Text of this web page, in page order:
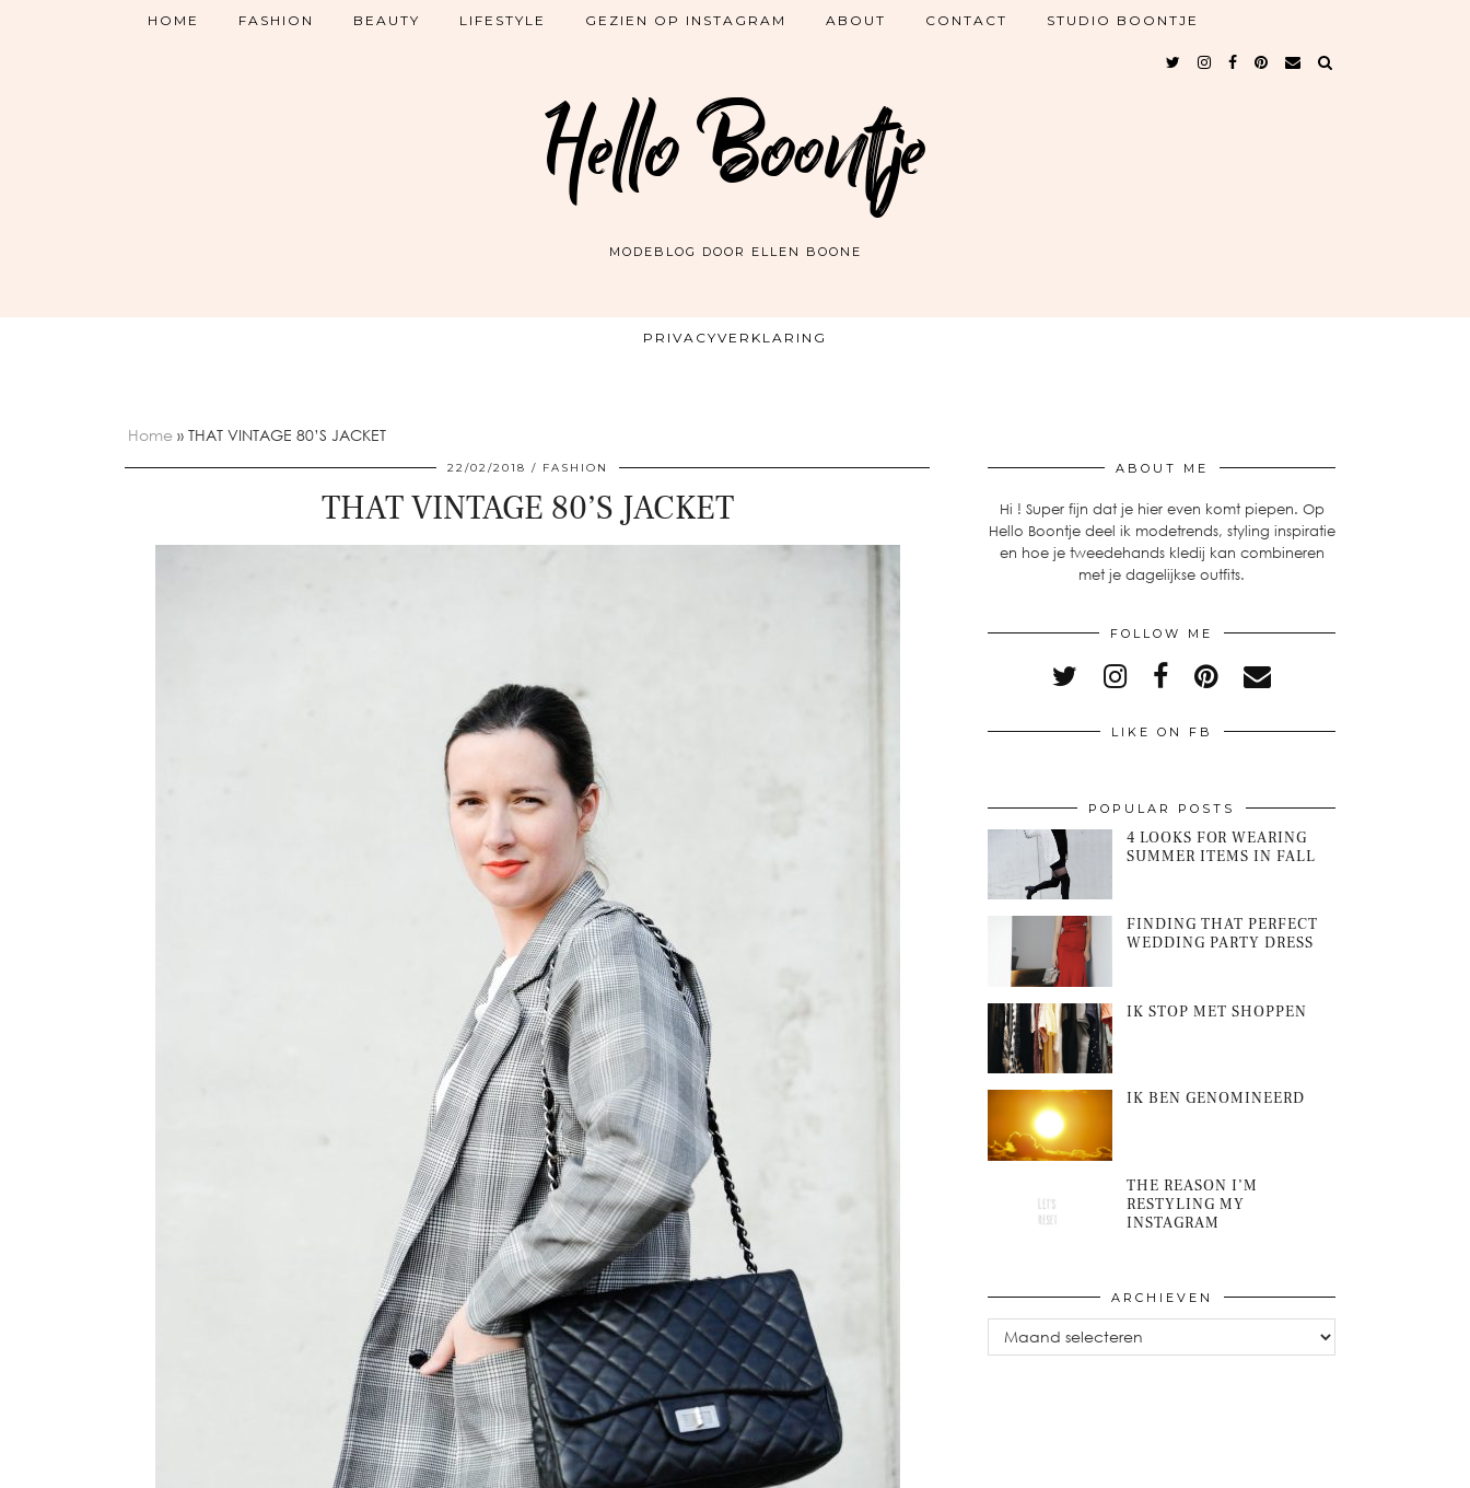
Hello Boontje
MODEBLOG DOOR ELLEN BOONE
HOME FASHION BEAUTY LIFESTYLE GEZIEN OP INSTAGRAM ABOUT CONTACT STUDIO BOONTJE
PRIVACYVERKLARING
Home » THAT VINTAGE 80’S JACKET
22/02/2018 FASHION
THAT VINTAGE 80’S JACKET
ABOUT ME
Hi ! Super fijn dat je hier even komt piepen. Op
Hello Boontje deel ik modetrends, styling inspiratie
en hoe je tweedehands kledij kan combineren
met je dagelijkse outfits.
FOLLOW ME
LIKE ON FB
POPULAR POSTS
4 LOOKS FOR WEARING
SUMMER ITEMS IN FALL
FINDING THAT PERFECT
WEDDING PARTY DRESS
IK STOP MET SHOPPEN
IK BEN GENOMINEERD
THE REASON I’M
RESTYLING MY
INSTAGRAM
ARCHIEVEN
Archieven